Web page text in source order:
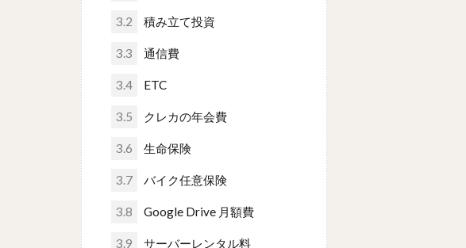
3.2 積み立て投資
3.3 通信費
3.4 ETC
3.5 クレカの年会費
3.6 生命保険
3.7 バイク任意保険
3.8 Google Drive 月額費
3.9 サーバーレンタル料